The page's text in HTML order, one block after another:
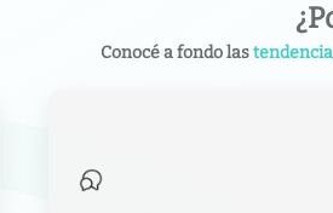
Conocé a fondo las